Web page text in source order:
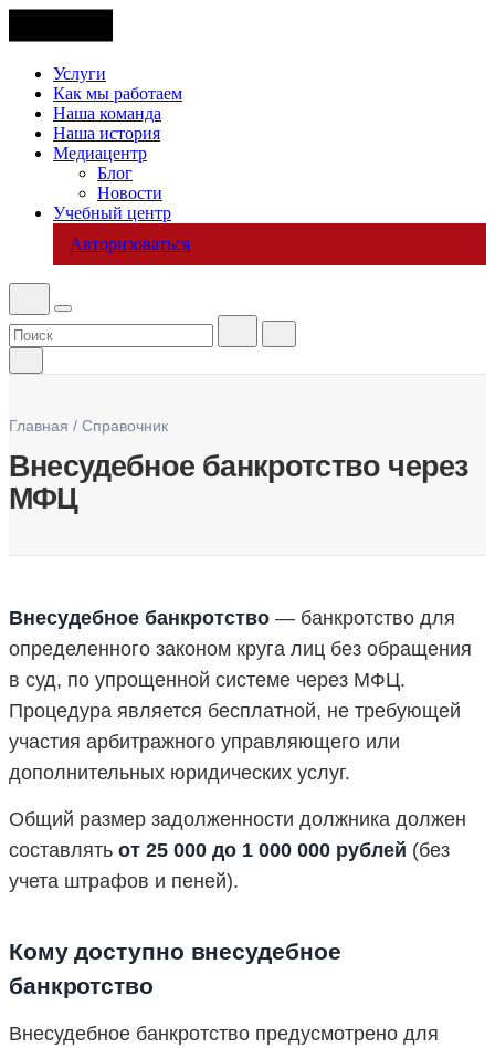
Услуги
Как мы работаем
Наша команда
Наша история
Медиацентр
Блог
Новости
Учебный центр
Авторизоваться
Главная / Справочник
Внесудебное банкротство через
МФЦ
Внесудебное банкротство — банкротство для
определенного законом круга лиц без обращения
в суд, по упрощенной системе через МФЦ.
Процедура является бесплатной, не требующей
участия арбитражного управляющего или
дополнительных юридических услуг.
Общий размер задолженности должника должен
составлять от 25 000 до 1 000 000 рублей (без
учета штрафов и пеней).
Кому доступно внесудебное
банкротство
Внесудебное банкротство предусмотрено для